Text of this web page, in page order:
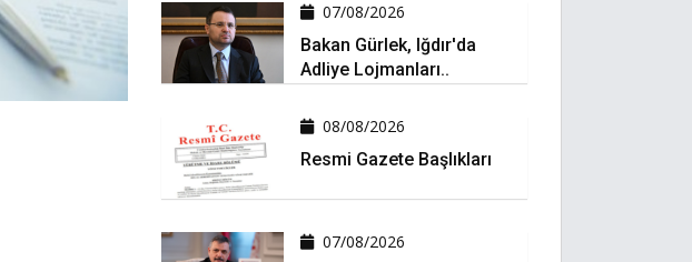
07/08/2026
Bakan Gürlek, Iğdır'da
Adliye Lojmanları..
08/08/2026
Resmi Gazete Başlıkları
07/08/2026